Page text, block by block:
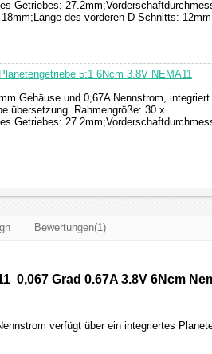
Getriebes:
des vorderen D-Schnitts:
5:1 6Ncm 3.8V NEMA11
Gehäuse und 0,67A Nennstrom, integriert
übersetzung. Rahmengröße: 30 x
Getriebes:
Bewertungen(1)
0,067 Grad 0.67A 3.8V 6Ncm
verfügt über ein integriertes